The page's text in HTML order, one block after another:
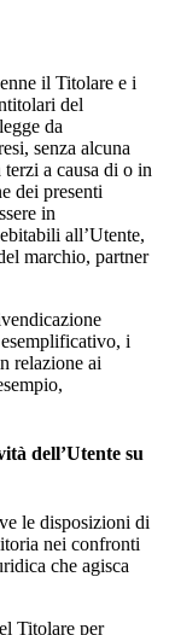
il Titolare e i
del
da
senza alcuna
a causa di o in
dei presenti
in
all’Utente,
marchio, partner
i
relazione ai
dell’Utente su
le disposizioni di
nei confronti
che agisca
Titolare per